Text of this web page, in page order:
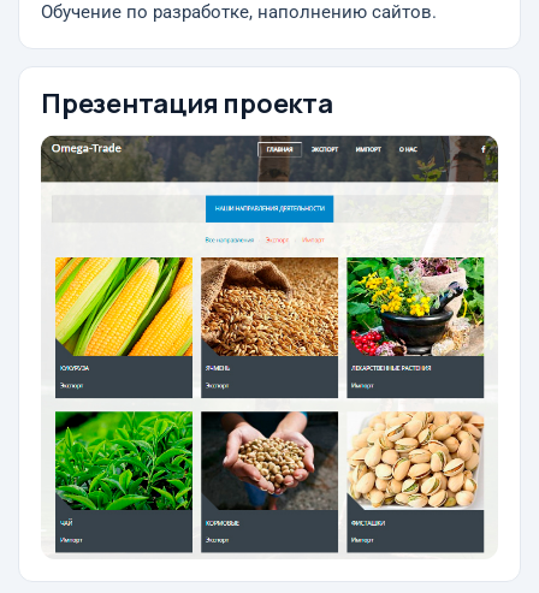
Обучение по разработке, наполнению сайтов.
Презентация проекта